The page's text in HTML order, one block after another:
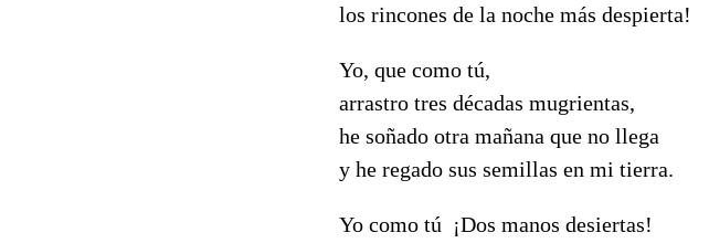
los rincones de la noche más despierta!
Yo, que como tú,
arrastro tres décadas mugrientas,
he soñado otra mañana que no llega
y he regado sus semillas en mi tierra.
Yo como tú ¡Dos manos desiertas!